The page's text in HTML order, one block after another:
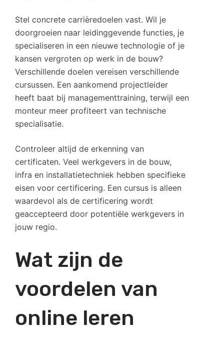
Stel concrete carrièredoelen vast. Wil je
doorgroeien naar leidinggevende functies, je
specialiseren in een nieuwe technologie of je
kansen vergroten op werk in de bouw?
Verschillende doelen vereisen verschillende
cursussen. Een aankomend projectleider
heeft baat bij managementtraining, terwijl een
monteur meer profiteert van technische
specialisatie.
Controleer altijd de erkenning van
certificaten. Veel werkgevers in de bouw,
infra en installatietechniek hebben specifieke
eisen voor certificering. Een cursus is alleen
waardevol als de certificering wordt
geaccepteerd door potentiële werkgevers in
jouw regio.
Wat zijn de
voordelen van
online leren